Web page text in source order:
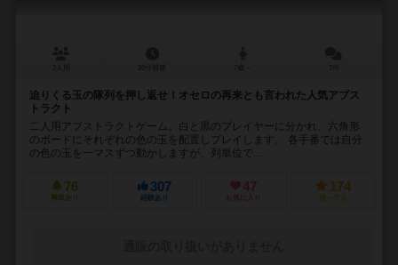
迫りくる玉の隊列を押し返せ！オセロの再来とも言われた人気アブス
トラクト
二人用アブストラクトゲーム。白と黒のプレイヤーに分かれ、六角形
のボードにそれぞれの色の玉を配置しプレイします。 各手番では自分
の色の玉を一マスずつ動かしますが、列単位で...
76
興味あり
307
経験あり
47
お気に入り
174
持ってる